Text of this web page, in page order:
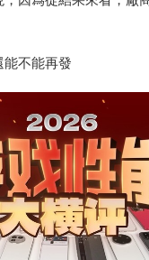
能不能再發